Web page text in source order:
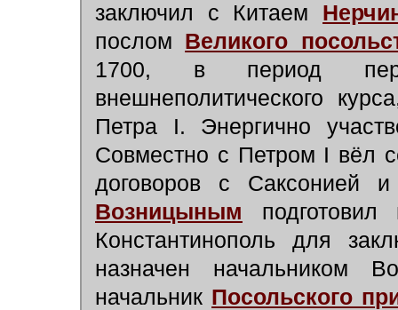
заключил с Китаем
послом Великого
1700, в период
внешнеполитического
Петра I. Энергично
Совместно с Петром I вёл
договоров с
Возницыным
Константинополь для
назначен начальником
начальник Посольского